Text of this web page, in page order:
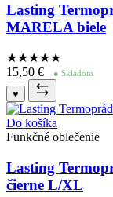
Lasting
MARELA biele
★★★★★
15,50 € ● Skladom
♥
Do košíka
Funkčné oblečenie
Lasting
čierne L/XL